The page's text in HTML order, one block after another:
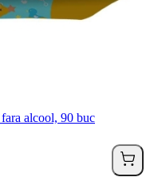
alcool, 90 buc